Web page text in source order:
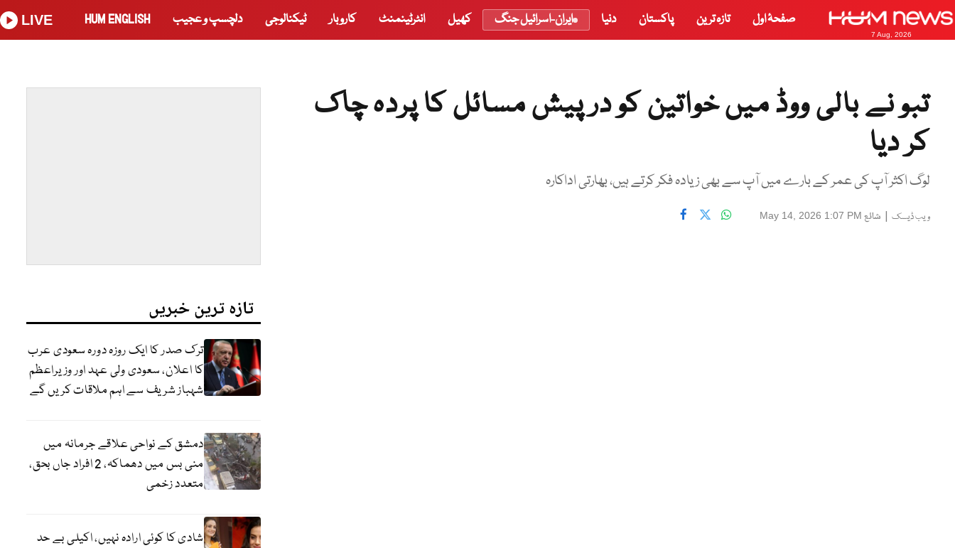
7 Aug, 2026
صفحۂ اول تازہ ترین پاکستان دنیا ایران-اسرائیل جنگ کھیل انٹرٹینمنٹ کاروبار ٹیکنالوجی دلچسپ و عجیب HUM ENGLISH
LIVE
تبو نے بالی ووڈ میں خواتین کو درپیش مسائل کا پردہ چاک
کر دیا
لوگ اکثر آپ کی عمر کے بارے میں آپ سے بھی زیادہ فکر کرتے ہیں، بھارتی اداکارہ
ویب ڈیسک | شائع May 14, 2026 1:07 PM
تازہ ترین خبریں
ترک صدر کا ایک روزہ دورہ سعودی عرب
کا اعلان، سعودی ولی عہد اور وزیراعظم
شہباز شریف سے اہم ملاقات کریں گے
دمشق کے نواحی علاقے جرمانہ میں
منی بس میں دھماکہ، 2 افراد جاں بحق،
متعدد زخمی
شادی کا کوئی ارادہ نہیں، اکیلی بے حد